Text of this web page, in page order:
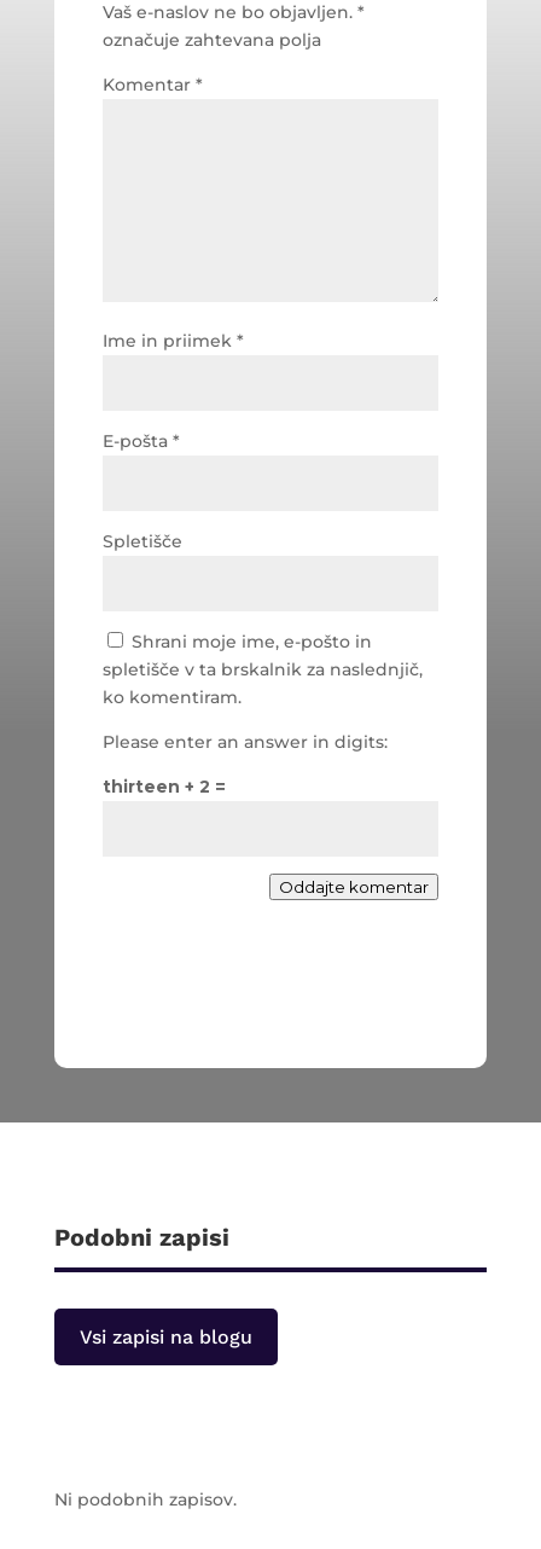
Vaš e-naslov ne bo objavljen. *
označuje zahtevana polja
Komentar *
Ime in priimek *
E-pošta *
Spletišče
Shrani moje ime, e-pošto in
spletišče v ta brskalnik za naslednjič,
ko komentiram.
Please enter an answer in digits:
thirteen + 2 =
Oddajte komentar
Podobni zapisi
Vsi zapisi na blogu
Ni podobnih zapisov.